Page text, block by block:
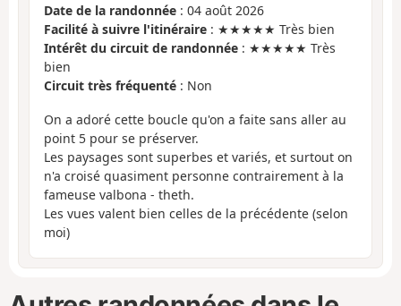
Date de la randonnée : 04 août 2026
Facilité à suivre l'itinéraire : ★★★★★ Très bien
Intérêt du circuit de randonnée : ★★★★★ Très
bien
Circuit très fréquenté : Non
On a adoré cette boucle qu'on a faite sans aller au
point 5 pour se préserver.
Les paysages sont superbes et variés, et surtout on
n'a croisé quasiment personne contrairement à la
fameuse valbona - theth.
Les vues valent bien celles de la précédente (selon
moi)